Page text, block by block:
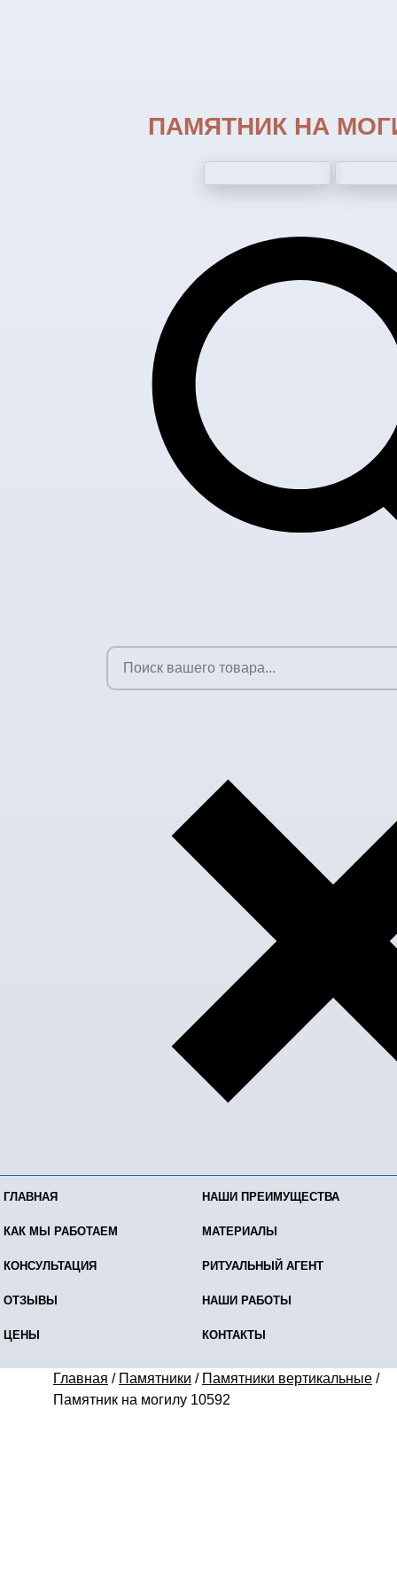
ПАМЯТНИК НА
ГЛАВНАЯ НАШИ ПРЕИМУЩЕСТВА
КАК МЫ РАБОТАЕМ МАТЕРИАЛЫ
КОНСУЛЬТАЦИЯ РИТУАЛЬНЫЙ АГЕНТ
ОТЗЫВЫ НАШИ РАБОТЫ
ЦЕНЫ КОНТАКТЫ
Главная / Памятники / Памятники вертикальные /
Памятник на могилу 10592